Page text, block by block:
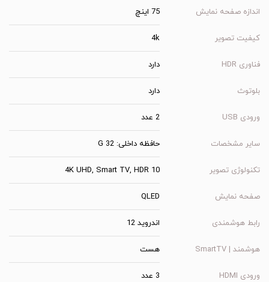
اندازه صفحه نمایش 75 اینچ
کیفیت تصویر 4k
فناوری HDR دارد
بلوتوث دارد
ورودی USB 2 عدد
سایر مشخصات حافظه داخلی: 32 G
تکنولوژی تصویر 4K UHD, Smart TV, HDR 10
صفحه نمایش QLED
رابط هوشمندی اندروید 12
هوشمند | SmartTV هست
ورودی HDMI 3 عدد